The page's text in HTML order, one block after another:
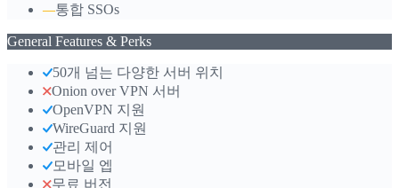
—통합 SSOs
General Features & Perks
50개 넘는 다양한 서버 위치
Onion over VPN 서버
OpenVPN 지원
WireGuard 지원
관리 제어
모바일 엡
무료 버전